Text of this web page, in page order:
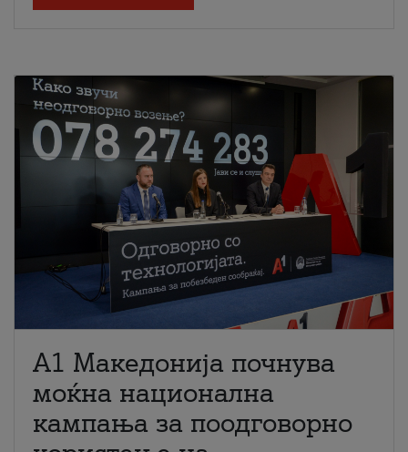
A1 Македонија почнува
моќна национална
кампања за поодговорно